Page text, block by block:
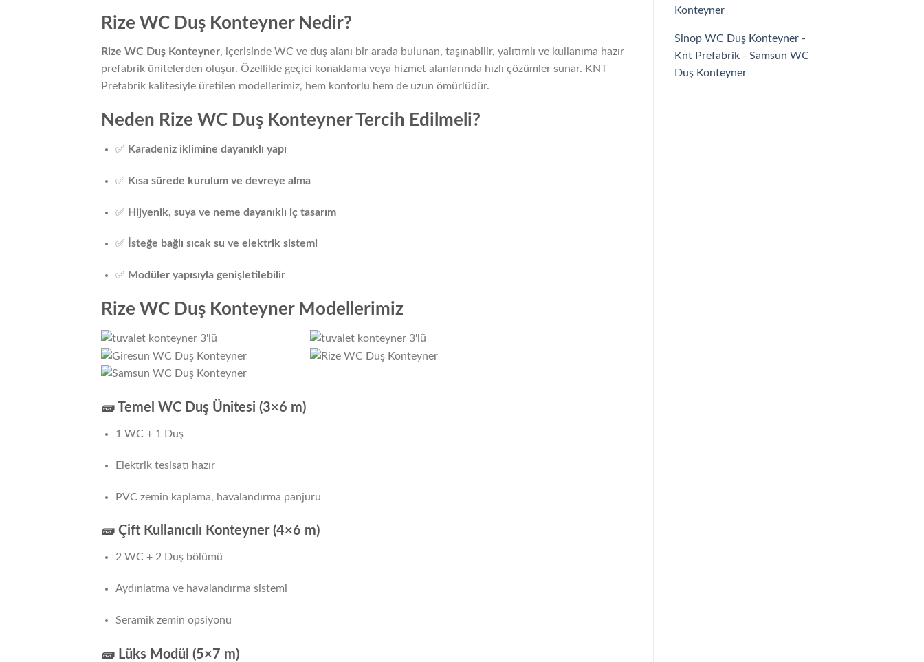
Rize WC Duş Konteyner Nedir?
Rize WC Duş Konteyner, içerisinde WC ve duş alanı bir arada bulunan, taşınabilir, yalıtımlı ve kullanıma hazır
prefabrik ünitelerden oluşur. Özellikle geçici konaklama veya hizmet alanlarında hızlı çözümler sunar. KNT
Prefabrik kalitesiyle üretilen modellerimiz, hem konforlu hem de uzun ömürlüdür.
Neden Rize WC Duş Konteyner Tercih Edilmeli?
✅ Karadeniz iklimine dayanıklı yapı
✅ Kısa sürede kurulum ve devreye alma
✅ Hijyenik, suya ve neme dayanıklı iç tasarım
✅ İsteğe bağlı sıcak su ve elektrik sistemi
✅ Modüler yapısıyla genişletilebilir
Rize WC Duş Konteyner Modellerimiz
🧱 Temel WC Duş Ünitesi (3×6 m)
1 WC + 1 Duş
Elektrik tesisatı hazır
PVC zemin kaplama, havalandırma panjuru
🧱 Çift Kullanıcılı Konteyner (4×6 m)
2 WC + 2 Duş bölümü
Aydınlatma ve havalandırma sistemi
Seramik zemin opsiyonu
🧱 Lüks Modül (5×7 m)
Konteyner
Sinop WC Duş Konteyner -
Knt Prefabrik- Samsun WC
Duş Konteyner